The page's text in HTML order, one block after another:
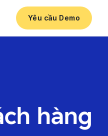
Yêu cầu Demo
hàng